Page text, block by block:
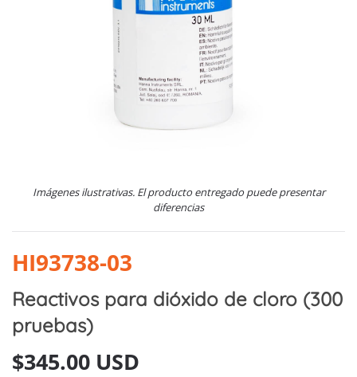
Imágenes ilustrativas. El producto entregado puede presentar
diferencias
HI93738-03
Reactivos para dióxido de cloro (300
pruebas)
$345.00 USD